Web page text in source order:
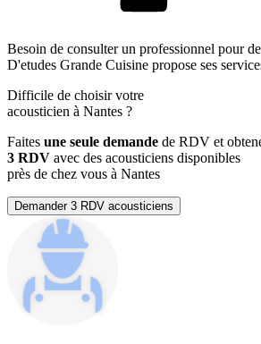
Besoin de consulter un professionnel pour
D'etudes Grande Cuisine propose ses
Difficile de choisir votre
acousticien à Nantes ?
Faites une seule demande de RDV et
3 RDV avec des acousticiens disponibles
près de chez vous à Nantes
Demander 3 RDV acousticiens